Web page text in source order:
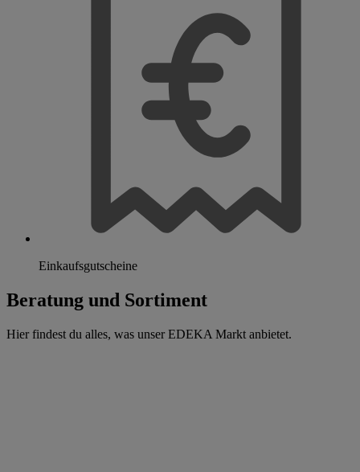
Einkaufsgutscheine
Beratung und Sortiment
Hier findest du alles, was unser EDEKA Markt anbietet.